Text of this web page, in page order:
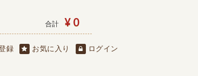
合計 ¥ 0
録 お気に入り ログイン